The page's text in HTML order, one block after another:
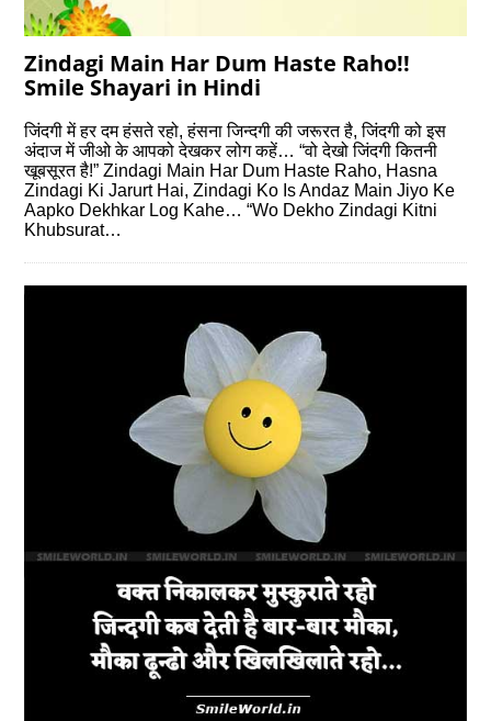
Zindagi Main Har Dum Haste Raho!!
Smile Shayari in Hindi
जिंदगी में हर दम हंसते रहो, हंसना जिन्दगी की जरूरत है, जिंदगी को इस
अंदाज में जीओ के आपको देखकर लोग कहें… “वो देखो जिंदगी कितनी
खूबसूरत है!” Zindagi Main Har Dum Haste Raho, Hasna
Zindagi Ki Jarurt Hai, Zindagi Ko Is Andaz Main Jiyo Ke
Aapko Dekhkar Log Kahe… “Wo Dekho Zindagi Kitni
Khubsurat…